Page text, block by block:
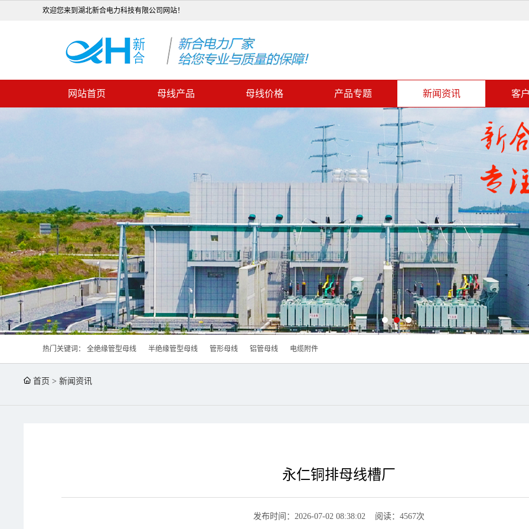
欢迎您来到湖北新合电力科技有限公司网站！
网站首页 母线产品 母线价格 产品专题 新闻资讯 客
热门关键词： 全绝缘管型母线 半绝缘管型母线 管形母线 铝管母线 电缆附件
首页 >新闻资讯
永仁铜排母线槽厂
发布时间：2026-07-02 08:38:02 阅读：4567次